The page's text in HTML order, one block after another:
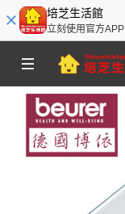
培芝生活館
立刻使用官方APP